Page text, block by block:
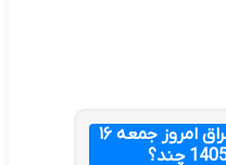
قیمت دینار عراق امروز جمعه ۱۶